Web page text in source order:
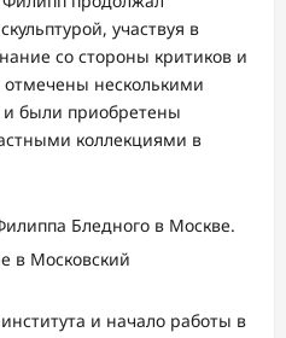
участвуя в
со стороны критиков и
несколькими
были приобретены
коллекциями в
Бледного в Москве.
в Московский
и начало работы в